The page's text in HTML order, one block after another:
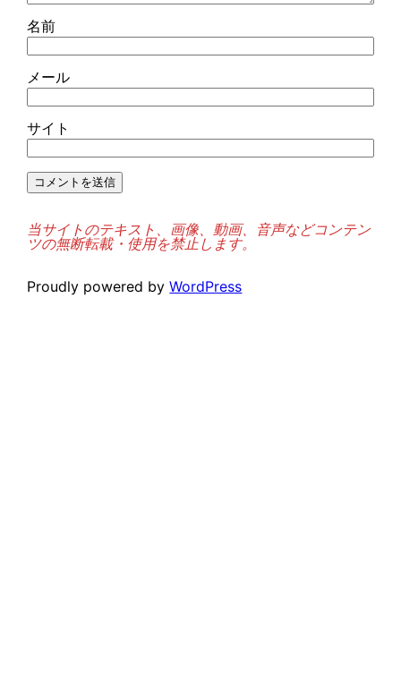
名前
メール
サイト
当サイトのテキスト、画像、動画、音声などコンテン
ツの無断転載・使用を禁止します。
Proudly powered byWordPress